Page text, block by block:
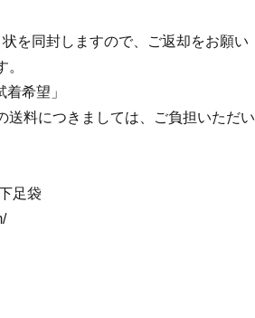
を同封しますので、ご返却をお願い
希望」
料につきましては、ご負担いただい
足袋